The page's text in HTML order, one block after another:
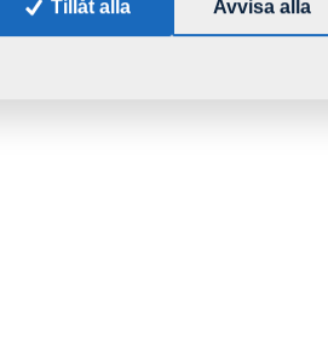
Tillåt alla Avvisa alla